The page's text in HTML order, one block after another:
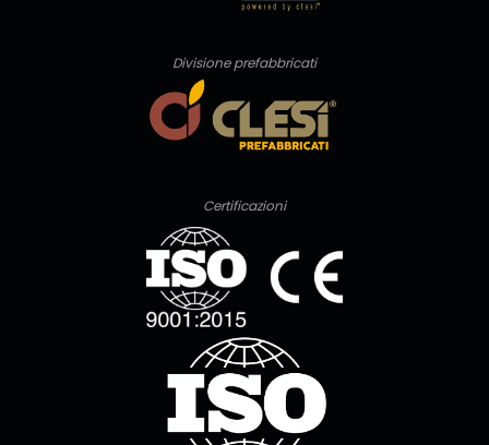
Divisione prefabbricati
Certificazioni